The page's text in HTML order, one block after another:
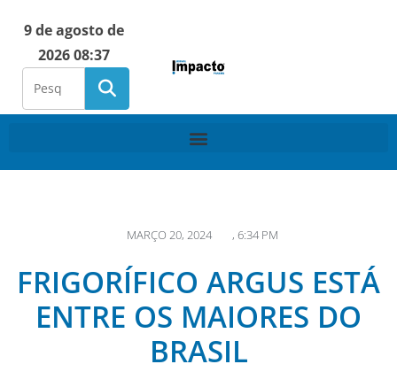
9 de agosto de
2026 08:37
MARÇO 20, 2024 , 6:34 PM
FRIGORÍFICO ARGUS ESTÁ
ENTRE OS MAIORES DO
BRASIL